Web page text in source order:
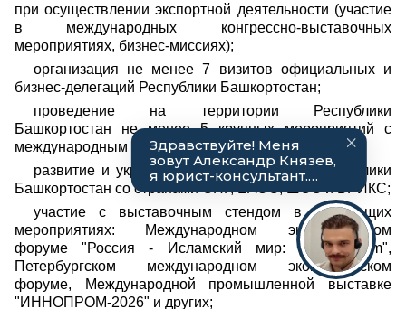
при осуществлении экспортной деятельности (участие
в международных конгрессно-выставочных
мероприятиях, бизнес-миссиях);
организация не менее 7 визитов официальных и
бизнес-делегаций Республики Башкортостан;
проведение на территории Республики
Башкортостан не менее 5 крупных мероприятий с
международным участием;
развитие и укрепление сотрудничества Республики
Башкортостан со странами СНГ, ЕАЭС, ШОС и БРИКС;
участие с выставочным стендом в следующих
мероприятиях: Международном экономическом
форуме "Россия - Исламский мир: KazanForum",
Петербургском международном экономическом
форуме, Международной промышленной выставке
"ИННОПРОМ-2026" и других;